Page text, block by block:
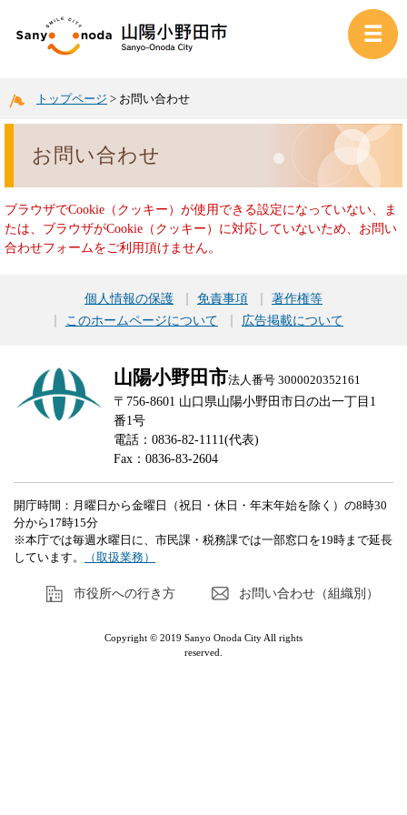
トップページ > お問い合わせ
お問い合わせ
ブラウザでCookie（クッキー）が使用できる設定になっていない、ま
たは、ブラウザがCookie（クッキー）に対応していないため、お問い
合わせフォームをご利用頂けません。
個人情報の保護 免責事項
著作権等
このホームページについて
広告掲載について
山陽小野田市法人番号 3000020352161
〒756-8601 山口県山陽小野田市日の出一丁目1
番1号
電話：0836-82-1111(代表)
Fax：0836-83-2604
開庁時間：月曜日から金曜日（祝日・休日・年末年始を除く）の8時30
分から17時15分
※本庁では毎週水曜日に、市民課・税務課では一部窓口を19時まで延長
しています。
（取扱業務）
市役所への行き方 お問い合わせ（組織別）
Copyright © 2019 Sanyo Onoda City All rights
reserved.